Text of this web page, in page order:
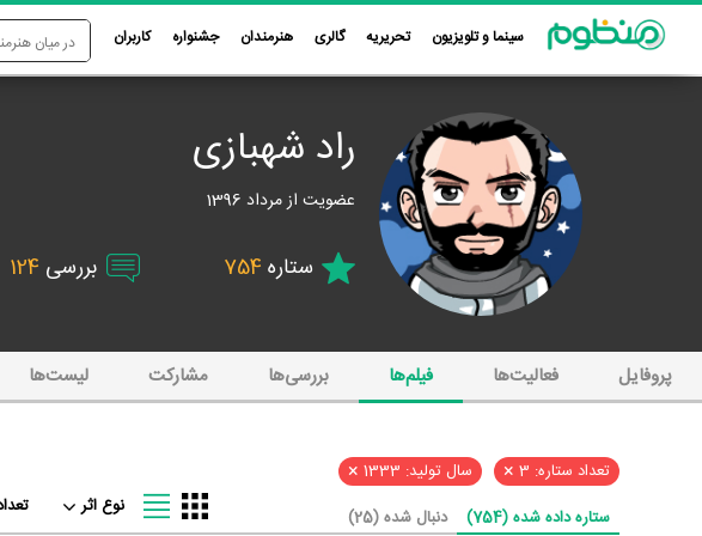
سینما و تلویزیون تحریریه گالری هنرمندان جشنواره کاربران
راد شهبازی
عضویت از مرداد 1396
ستاره 754 بررسی 124
پروفایل فعالیت‌ها فیلم‌ها بررسی‌ها مشارکت لیست‌ها
تعداد ستاره: 3 × سال تولید: 1333 ×
ستاره داده شده (754) دنبال شده (25) نوع اثر